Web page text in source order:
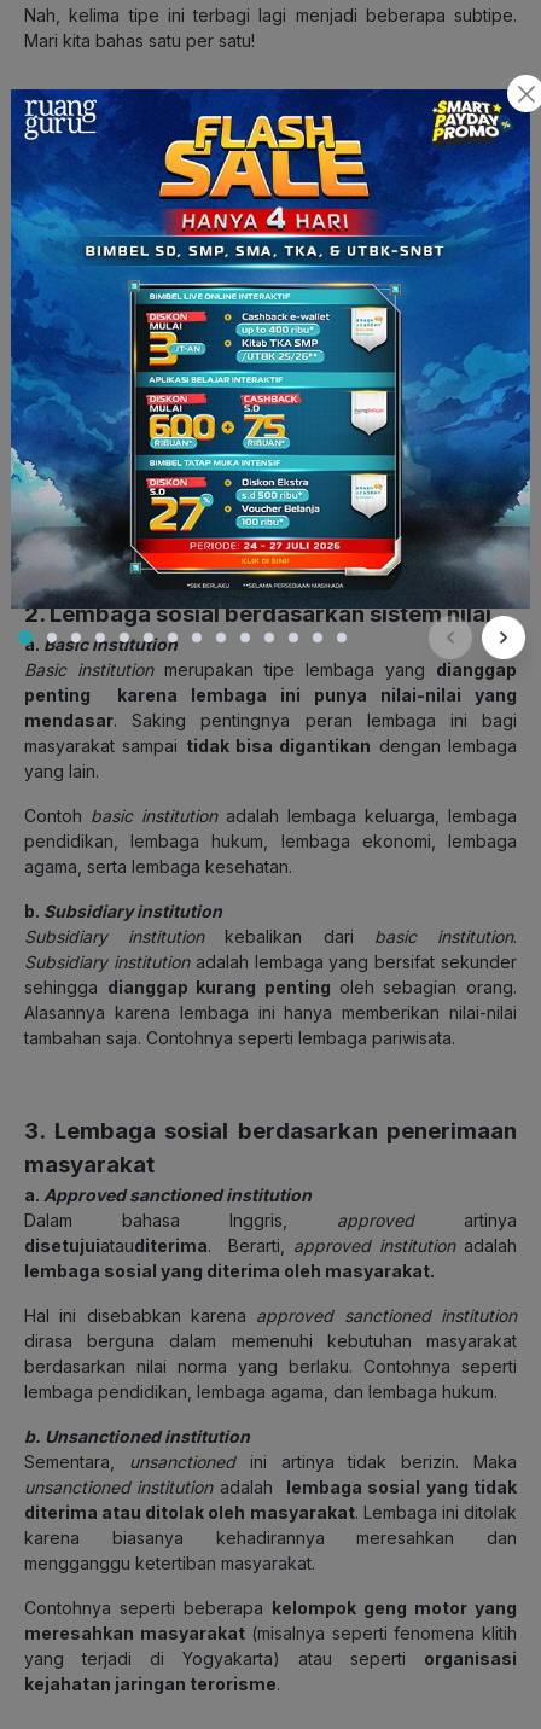
Nah, kelima tipe ini terbagi lagi menjadi beberapa subtipe.
Mari kita bahas satu per satu!
1. Lembaga sosial berdasarkan
perkembangan
a.Crescive institution
Crescive institutionadalah lembaga sosial yangtumbuh
secara tidak sengajadi masyarakat, yang biasanya hadir
tanpa ada rencana dari anggota masyarakatnya. Salah satu
contohnya yaituperkawinan.Contoh dari
crescive institution
adalah lembaga pernikahan dan lembaga agama.
b. Enacted institution
Kebalikannya dengan tipecrescive institution,enacted
institutionsengaja dibentukoleh masyarakat. Kenapa ya
sengaja dibentuk? Alasannya adalah, masyarakat punya
kebutuhan
yang harus dipenuhi dan tujuan yang ingin
dicapai
Contohnyaaktivitas ekonomi
yang diejawantahkan
dalam lembaga ekonomi.
2. Lembaga sosial berdasarkan sistem nilai
a. Basic institution
Basic institutionmerupakan tipe lembaga yang dianggap
penting karena lembaga ini punya nilai-nilai yang
mendasar. Saking pentingnya peran lembaga ini bagi
masyarakat sampai tidak bisa digantikan dengan lembaga
yang lain.
Contoh basic institutionadalah lembaga keluarga, lembaga
pendidikan, lembaga hukum, lembaga ekonomi, lembaga
agama, serta lembaga kesehatan.
b. Subsidiary institution
Subsidiary institutionkebalikan dari basic institution.
Subsidiary institutionadalah lembaga yang bersifat sekunder
sehingga dianggap kurang penting oleh sebagian orang.
Alasannya karena lembaga ini hanya memberikan nilai-nilai
tambahan saja. Contohnya seperti lembaga pariwisata.
3. Lembaga sosial berdasarkan penerimaan
masyarakat
a. Approved sanctioned institution
Dalam bahasa Inggris, approvedartinya
disetujuiatauditerima. Berarti, approved institutionadalah
lembaga sosial yang diterima oleh masyarakat.
Hal ini disebabkan karena approved sanctioned institution
dirasa berguna dalam memenuhi kebutuhan masyarakat
berdasarkan nilai norma yang berlaku. Contohnya seperti
lembaga pendidikan, lembaga agama, dan lembaga hukum.
b. Unsanctioned institution
Sementara, unsanctioned
ini artinya tidak berizin. Maka
unsanctioned institutionadalah lembaga sosial yang tidak
diterima atau ditolak oleh masyarakat. Lembaga ini ditolak
karena biasanya kehadirannya meresahkan dan
mengganggu ketertiban masyarakat.
Contohnya seperti beberapa kelompok geng motor yang
meresahkan masyarakat(misalnya seperti fenomena klitih
yang terjadi di Yogyakarta) atau seperti organisasi
kejahatan jaringan terorisme.